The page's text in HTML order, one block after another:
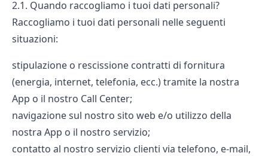
2.1. Quando raccogliamo i tuoi dati personali?
Raccogliamo i tuoi dati personali nelle seguenti
situazioni:
stipulazione o rescissione contratti di fornitura
(energia, internet, telefonia, ecc.) tramite la nostra
App o il nostro Call Center;
navigazione sul nostro sito web e/o utilizzo della
nostra App o il nostro servizio;
contatto al nostro servizio clienti via telefono, e-mail,